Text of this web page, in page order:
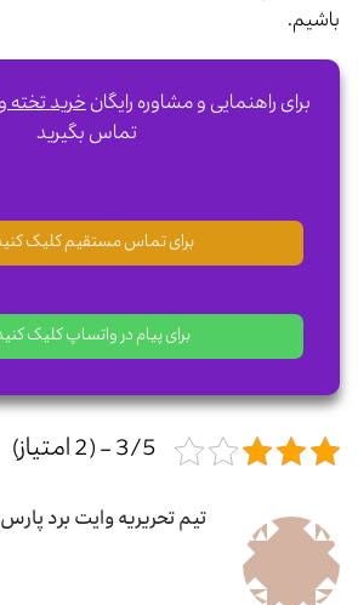
باشیم.
برای راهنمایی و مشاوره رایگانخرید تخته
تماس بگیرید
برای تماس مستقیم کلیک
برای پیام در واتساپ کلیک
3/5 - (2 امتیاز)
تیم تحریریه وایت برد پارس